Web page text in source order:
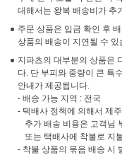
대해서는 왕복 배송비가 추
주문 상품은 입금 확인 후
상품의 배송이 지연될 수 있
지파츠의 대부분의 상품은
다. 단 부피와 중량이 큰 특
안내가 제공됩니다.
- 배송 가능 지역 : 전국
- 택배사 정책에 의해서 제
추가 배송 비용은 고객님
또는 택배사에 착불로 지
- 착불 상품의 묶음 배송 시